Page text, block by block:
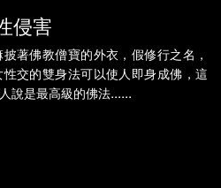
侵害
著佛教僧寶的外衣，假修行之名，
交的雙身法可以使人即身成佛，這
說是最高級的佛法......